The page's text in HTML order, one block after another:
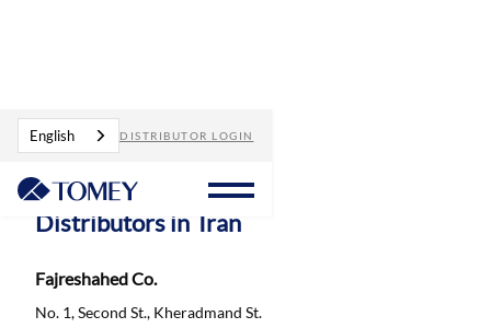
English DISTRIBUTOR LOGIN
Distributors Iran
Distributors in Iran
Fajreshahed Co.
No. 1, Second St., Kheradmand St.